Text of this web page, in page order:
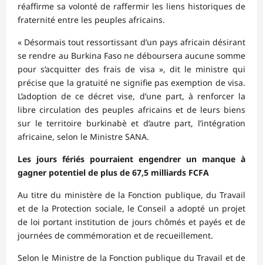
réaffirme sa volonté de raffermir les liens historiques de
fraternité entre les peuples africains.
« Désormais tout ressortissant d’un pays africain désirant
se rendre au Burkina Faso ne déboursera aucune somme
pour s’acquitter des frais de visa », dit le ministre qui
précise que la gratuité ne signifie pas exemption de visa.
L’adoption de ce décret vise, d’une part, à renforcer la
libre circulation des peuples africains et de leurs biens
sur le territoire burkinabè et d’autre part, l’intégration
africaine, selon le Ministre SANA.
Les jours fériés pourraient engendrer un manque à
gagner potentiel de plus de 67,5 milliards FCFA
Au titre du ministère de la Fonction publique, du Travail
et de la Protection sociale, le Conseil a adopté un projet
de loi portant institution de jours chômés et payés et de
journées de commémoration et de recueillement.
Selon le Ministre de la Fonction publique du Travail et de